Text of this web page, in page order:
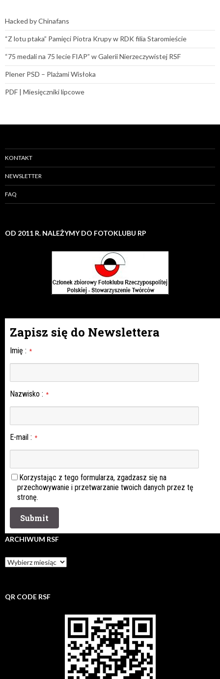
Hacked by Chinafans
“Z lotu ptaka” Pamięci Piotra Krupy w RDK filia Staromieście
“75 medali na 75 lecie FIAP” w Galerii Nierzeczywistej RSF
Plener PSD – Plażami Wisłoka
PDF | Miesięczniki lipcowe
KONTAKT
NEWSLETTER
FAQ
OD 2011 R. NALEŻYMY DO FOTOKLUBU RP
Zapisz się do Newslettera
Imię : *
Nazwisko : *
E-mail : *
Korzystając z tego formularza, zgadzasz się na
przechowywanie i przetwarzanie twoich danych przez tę
stronę.
ARCHIWUM RSF
Archiwum
rsf
QR CODE RSF